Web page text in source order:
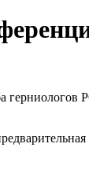
герниологов